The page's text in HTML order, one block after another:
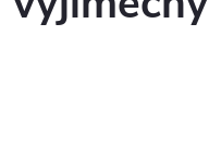
c
o